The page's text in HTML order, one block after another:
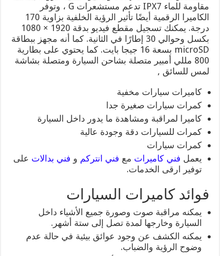
مقاومة للماء IPX7 تدعم مستشعرات G ، وتوفر
الكاميرا الرقمية أيضًا تأثير الرؤية الخلفية بزاوية 170
درجة. يمكنك تسجيل مقطع فيديو بدقة 1920 × 1080
بكسل وحوالي 30 إطارًا في الثانية. كما أنه مجهز ببطاقة
microSD بسعة 16 جيجا بايت. كما يحتوي على بطارية
800 مللي أمبير متصلة بشاحن السيارة ومتصلة بشاشة
لمس للسائق ,
كاميرات سيارات مخفية
كمرات سيارات صغيرة جدا
كاميرا لمراقبة ومشاهدة ما يدور داخل السيارة
كمرات للسيارات دقة وجودة عالية
كمرات سيارات
يعمل فني كاميرات مع فني انتركم و فني بدالات على
توفير ارقى الخدمات.
فوائد كاميرات السيارات
يمكنه مراقبة صوت وصورة جميع الأشياء داخل
السيارة وخارجها لمدة تصل إلى ستة أشهر.
يمكنه الكشف عن وجود عوائق بيئية في حالة عدم
وضوح الرؤية والضباب.